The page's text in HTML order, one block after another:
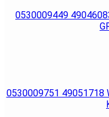
0530009449
0530009751 49051718